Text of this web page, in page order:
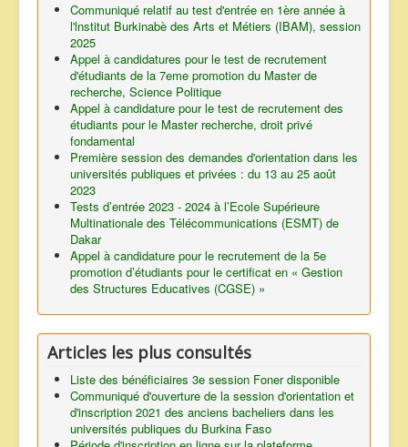
Communiqué relatif au test d'entrée en 1ère année à
l'lnstitut Burkinabè des Arts et Métiers (IBAM), session
2025
Appel à candidatures pour le test de recrutement
d'étudiants de la 7eme promotion du Master de
recherche, Science Politique
Appel à candidature pour le test de recrutement des
étudiants pour le Master recherche, droit privé
fondamental
Première session des demandes d'orientation dans les
universités publiques et privées : du 13 au 25 août
2023
Tests d’entrée 2023 - 2024 à l’Ecole Supérieure
Multinationale des Télécommunications (ESMT) de
Dakar
Appel à candidature pour le recrutement de la 5e
promotion d’étudiants pour le certificat en « Gestion
des Structures Educatives (CGSE) »
Articles les plus consultés
Liste des bénéficiaires 3e session Foner disponible
Communiqué d'ouverture de la session d'orientation et
d'inscription 2021 des anciens bacheliers dans les
universités publiques du Burkina Faso